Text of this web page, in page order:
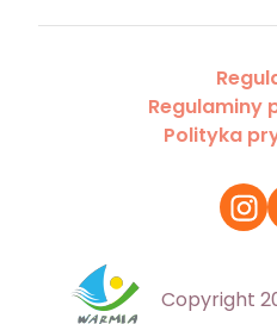
Regulaminy
Polityka
Copyright